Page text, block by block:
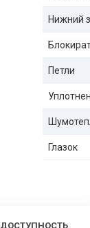
Нижний
Петли
Глазок
ДОСТУПНОСТЬ